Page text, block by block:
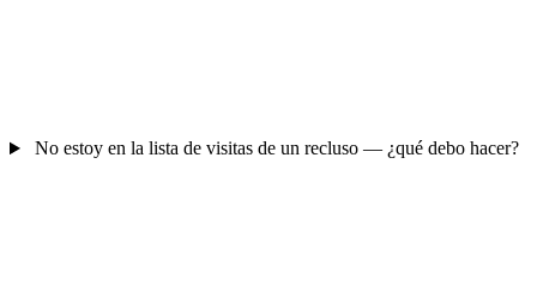
No estoy en la lista de visitas de un recluso — ¿qué debo hacer?